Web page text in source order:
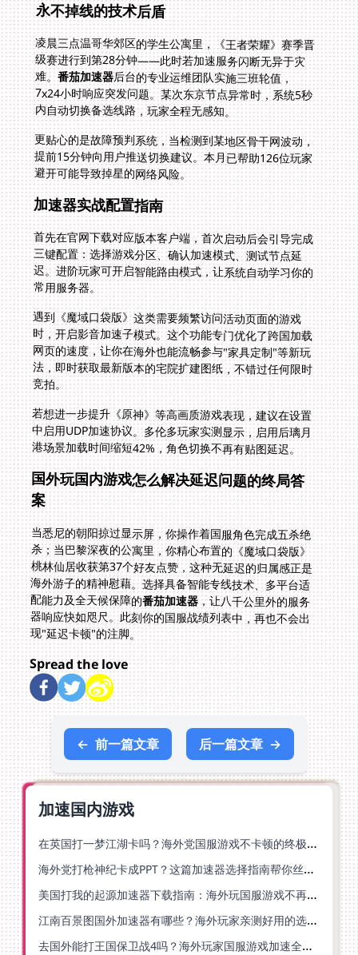
永不掉线的技术后盾
凌晨三点温哥华郊区的学生公寓里，《王者荣耀》赛季晋
级赛进行到第28分钟——此时若加速服务闪断无异于灾
难。番茄加速器后台的专业运维团队实施三班轮值，
7x24小时响应突发问题。某次东京节点异常时，系统5秒
内自动切换备选线路，玩家全程无感知。
更贴心的是故障预判系统，当检测到某地区骨干网波动，
提前15分钟向用户推送切换建议。本月已帮助126位玩家
避开可能导致掉星的网络风险。
加速器实战配置指南
首先在官网下载对应版本客户端，首次启动后会引导完成
三键配置：选择游戏分区、确认加速模式、测试节点延
迟。进阶玩家可开启智能路由模式，让系统自动学习你的
常用服务器。
遇到《魔域口袋版》这类需要频繁访问活动页面的游戏
时，开启影音加速子模式。这个功能专门优化了跨国加载
网页的速度，让你在海外也能流畅参与"家具定制"等新玩
法，即时获取最新版本的宅院扩建图纸，不错过任何限时
竞拍。
若想进一步提升《原神》等高画质游戏表现，建议在设置
中启用UDP加速协议。多伦多玩家实测显示，启用后璃月
港场景加载时间缩短42%，角色切换不再有贴图延迟。
国外玩国内游戏怎么解决延迟问题的终局答
案
当悉尼的朝阳掠过显示屏，你操作着国服角色完成五杀绝
杀；当巴黎深夜的公寓里，你精心布置的《魔域口袋版》
桃林仙居收获第37个好友点赞，这种无延迟的归属感正是
海外游子的精神慰藉。选择具备智能专线技术、多平台适
配能力及全天候保障的番茄加速器，让八千公里外的服务
器响应快如咫尺。此刻你的国服战绩列表中，再也不会出
现"延迟卡顿"的注脚。
Spread the love
← 前一篇文章 后一篇文章 →
加速国内游戏
在英国打一梦江湖卡吗？海外党国服游戏不卡顿的终极解法
海外党打枪神纪卡成PPT？这篇加速器选择指南帮你丝滑上分
美国打我的起源加速器下载指南：海外玩国服游戏不再卡的终极方案
江南百景图国外加速器有哪些？海外玩家亲测好用的选择与避坑指南
去国外能打王国保卫战4吗？海外玩家国服游戏加速全攻略（附公主连结幻想江湖实测）